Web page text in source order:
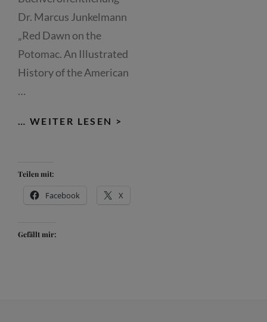
Dr. Marcus Junkelmann
„Red Dawn on the
Potomac. An Illustrated
History of the American
…
… WEITER LESEN >
POTAMAC
Teilen mit:
Facebook X
Gefällt mir: